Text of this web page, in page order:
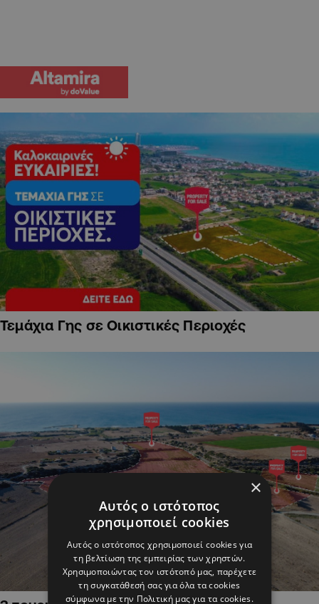
Τεμάχια Γης σε Οικιστικές Περιοχές
×
Αυτός ο ιστότοπος
χρησιμοποιεί cookies
Αυτός ο ιστότοπος χρησιμοποιεί cookies για
τη βελτίωση της εμπειρίας των χρηστών.
Χρησιμοποιώντας τον ιστότοπό μας, παρέχετε
τη συγκατάθεσή σας για όλα τα cookies
σύμφωνα με την Πολιτική μας για τα cookies.